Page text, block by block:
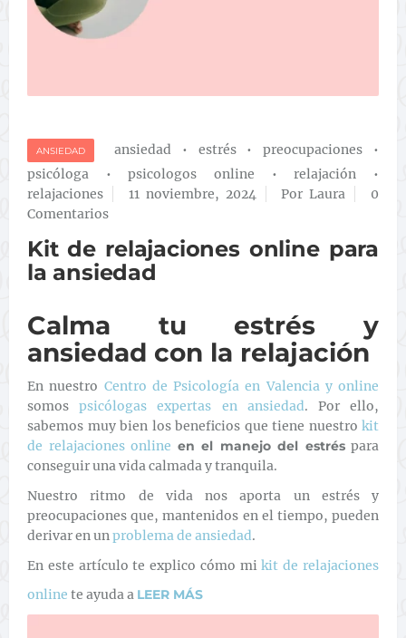
ANSIEDAD ansiedad • estrés•preocupaciones •
psicóloga •psicologos online •relajación •
relajaciones
11 noviembre, 2024 Por Laura
0
Comentarios
Kit de relajaciones online para
la ansiedad
Calma tu estrés y
ansiedad con la relajación
En nuestro Centro de Psicología en Valencia y online
somospsicólogas expertas en ansiedad. Por ello,
sabemos muy bien los beneficios que tiene nuestro kit
de relajaciones online en el manejo del estréspara
conseguir una vida calmada y tranquila.
Nuestro ritmo de vida nos aporta un estrés y
preocupaciones que, mantenidos en el tiempo, pueden
derivar en unproblema de ansiedad.
En este artículo te explico cómo mikit de relajaciones
online te ayuda a LEER MÁS